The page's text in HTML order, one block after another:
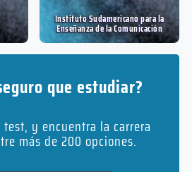
Instituto Sudamericano para la
Enseñanza de la Comunicación
que estudiar?
y encuentra la carrera
más de 200 opciones.